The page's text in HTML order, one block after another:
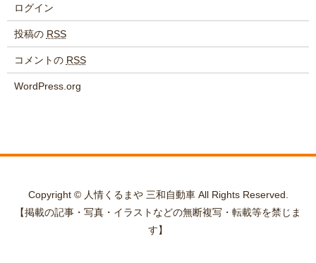
ログイン
投稿の RSS
コメントの RSS
WordPress.org
Copyright © 人情くるまや 三和自動車 All Rights Reserved.
【掲載の記事・写真・イラストなどの無断複写・転載等を禁じま
す】